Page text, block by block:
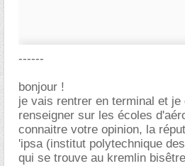
------
bonjour !
je vais rentrer en terminal et je
renseigner sur les écoles
connaitre votre opinion, la
'ipsa (institut polytechnique
qui se trouve au kremlin